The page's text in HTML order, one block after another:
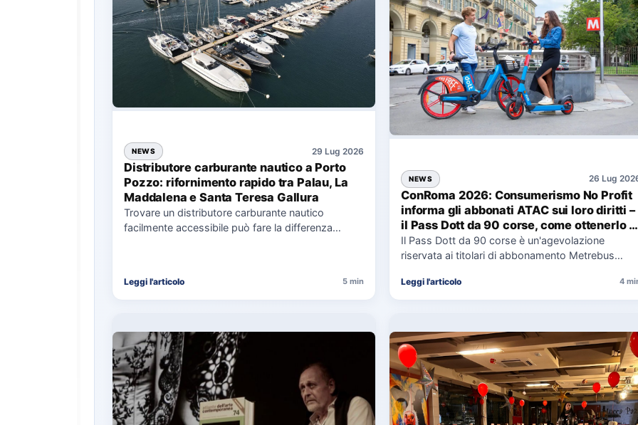
NEWS 29 Lug 2026
Distributore carburante nautico a Porto
Pozzo: rifornimento rapido tra Palau, La
Maddalena e Santa Teresa Gallura
Trovare un distributore carburante nautico
facilmente accessibile può fare la differenza
Leggi l'articolo 5 min
NEWS 26 Lug
ConRoma 2026: Consumerismo No Profit
informa gli abbonati ATAC sui loro diritti –
il Pass Dott da 90 corse, come ottenerlo e
cosa spetta in caso di disservizi
Il Pass Dott da 90 corse è un'agevolazione
riservata ai titolari di abbonamento Metrebus
Leggi l'articolo 4